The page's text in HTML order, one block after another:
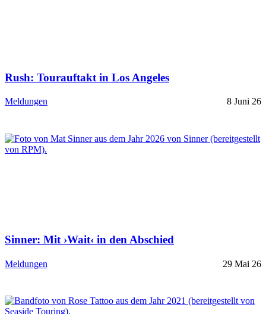
Rush: Tourauftakt in Los Angeles
Meldungen 8 Juni 26
Sinner: Mit ›Wait‹ in den Abschied
Meldungen 29 Mai 26